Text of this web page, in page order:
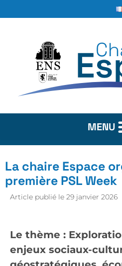
La chaire Espace
première PSL Week
Article publié le 29 janvier 2026
Le thème :
enjeux sociaux-